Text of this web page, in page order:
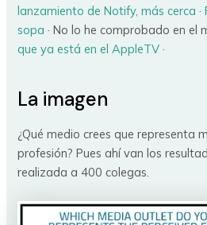
lanzamiento de Notify, más cerca ·
sopa · No lo he comprobado en el
que ya está en el AppleTV ·
La imagen
¿Qué medio crees que representa
profesión? Pues ahí van los
realizada a 400 colegas.